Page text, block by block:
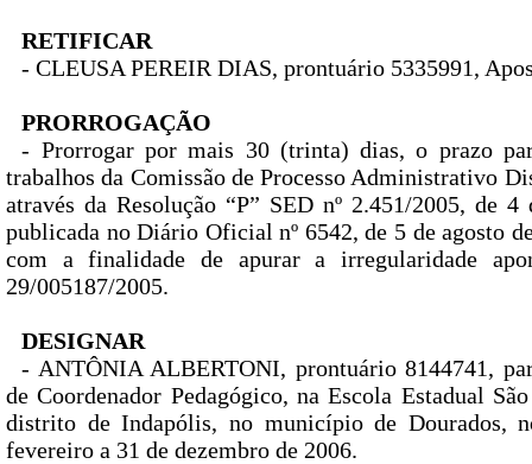
RETIFICAR
- CLEUSA PEREIR DIAS, prontuário 5335991,
PRORROGAÇÃO
- Prorrogar por mais 30 (trinta) dias, o prazo
trabalhos da Comissão de Processo Administrativo
através da Resolução “P” SED nº 2.451/2005, de 4
publicada no Diário Oficial nº 6542, de 5 de agosto
com a finalidade de apurar a irregularidade
29/005187/2005.
DESIGNAR
- ANTÔNIA ALBERTONI, prontuário 8144741,
de Coordenador Pedagógico, na Escola Estadual
distrito de Indapólis, no município de Dourados,
fevereiro a 31 de dezembro de 2006.